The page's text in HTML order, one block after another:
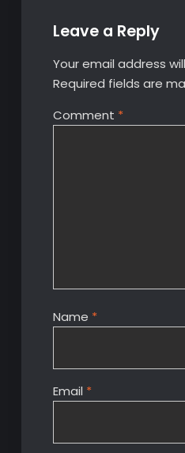
Leave a Reply
Your email address
Required fields are
Comment *
Name *
Email *